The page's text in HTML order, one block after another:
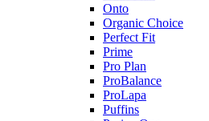
Onto
Organic Сhoice
Perfect Fit
Prime
Pro Plan
ProBalance
ProLapa
Puffins